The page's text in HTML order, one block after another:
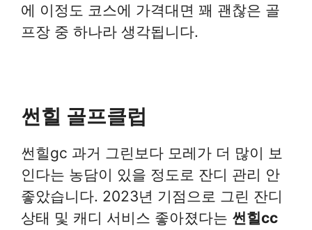
에 이정도 코스에 가격대면 꽤 괜찮은 골
프장 중 하나라 생각됩니다.
썬힐 골프클럽
썬힐gc 과거 그린보다 모레가 더 많이 보
인다는 농담이 있을 정도로 잔디 관리 안
좋았습니다. 2023년 기점으로 그린 잔디
상태 및 캐디 서비스 좋아졌다는 썬힐cc